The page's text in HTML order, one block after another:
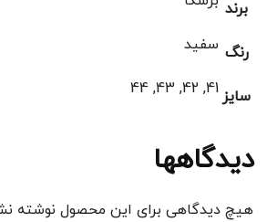
برند
رنگ سفید
سایز 41, 42, 43, 44
دیدگاهها
هیچ دیدگاهی برای این محصول نوشته